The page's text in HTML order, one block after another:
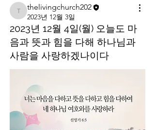
thelivingchurch202
thelivingchurch202
2023년 12월 3일
2023년 12월 4일(월) 오늘도 마
음과 뜻과 힘을 다해 하나님과
사람을 사랑하겠나이다